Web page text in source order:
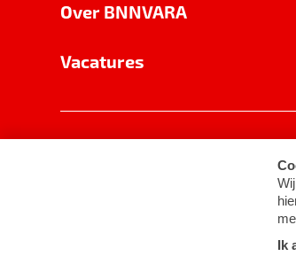
Over BNNVARA
Vacatures
Cookie-instellingen